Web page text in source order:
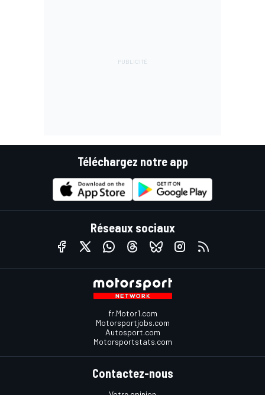
Téléchargez notre app
Réseaux sociaux
fr.Motor1.com
Motorsportjobs.com
Autosport.com
Motorsportstats.com
Contactez-nous